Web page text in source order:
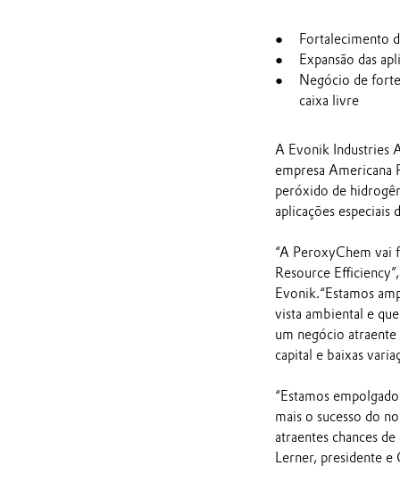
Fortalecimento
Expansão das
Negócio de
caixa livre
A Evonik Industries
empresa
peróxido de
aplicações especiais
“A PeroxyChem vai
Resource
Evonik.“Estamos
vista ambiental e
um negócio
capital e baixas
“Estamos
mais o sucesso do
atraentes chances
Lerner, presidente